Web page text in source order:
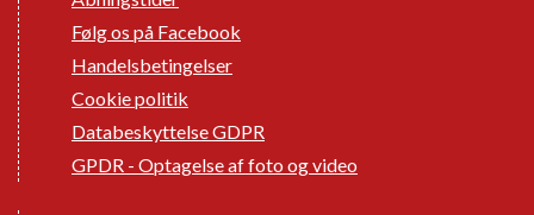
Følg os på Facebook
Handelsbetingelser
Cookie politik
Databeskyttelse GDPR
GPDR - Optagelse af foto og video